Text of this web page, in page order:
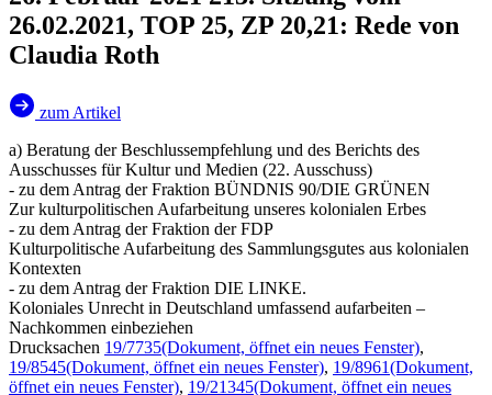
26.02.2021, TOP 25, ZP 20,21: Rede von
Claudia Roth
zum Artikel
a) Beratung der Beschlussempfehlung und des Berichts des
Ausschusses für Kultur und Medien (22. Ausschuss)
- zu dem Antrag der Fraktion BÜNDNIS 90/DIE GRÜNEN
Zur kulturpolitischen Aufarbeitung unseres kolonialen Erbes
- zu dem Antrag der Fraktion der FDP
Kulturpolitische Aufarbeitung des Sammlungsgutes aus kolonialen
Kontexten
- zu dem Antrag der Fraktion DIE LINKE.
Koloniales Unrecht in Deutschland umfassend aufarbeiten –
Nachkommen einbeziehen
Drucksachen 19/7735(Dokument, öffnet ein neues Fenster),
19/8545(Dokument, öffnet ein neues Fenster), 19/8961(Dokument,
öffnet ein neues Fenster), 19/21345(Dokument, öffnet ein neues